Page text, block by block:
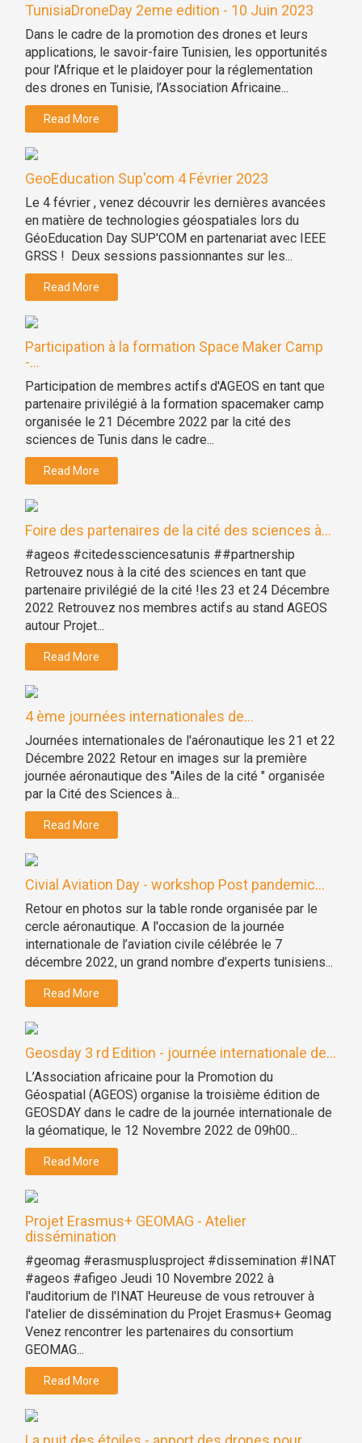
TunisiaDroneDay 2eme edition - 10 Juin 2023
Dans le cadre de la promotion des drones et leurs
applications, le savoir-faire Tunisien, les opportunités
pour l’Afrique et le plaidoyer pour la réglementation
des drones en Tunisie, l’Association Africaine...
Read More
GeoEducation Sup'com 4 Février 2023
Le 4 février , venez découvrir les dernières avancées
en matière de technologies géospatiales lors du
GéoEducation Day SUP'COM en partenariat avec IEEE
GRSS ! Deux sessions passionnantes sur les...
Read More
Participation à la formation Space Maker Camp
-...
Participation de membres actifs d'AGEOS en tant que
partenaire privilégié à la formation spacemaker camp
organisée le 21 Décembre 2022 par la cité des
sciences de Tunis dans le cadre...
Read More
Foire des partenaires de la cité des sciences à...
#ageos #citedessciencesatunis ##partnership
Retrouvez nous à la cité des sciences en tant que
partenaire privilégié de la cité !les 23 et 24 Décembre
2022 Retrouvez nos membres actifs au stand AGEOS
autour Projet...
Read More
4 ème journées internationales de...
Journées internationales de l'aéronautique les 21 et 22
Décembre 2022 Retour en images sur la première
journée aéronautique des "Ailes de la cité " organisée
par la Cité des Sciences à...
Read More
Civial Aviation Day - workshop Post pandemic...
Retour en photos sur la table ronde organisée par le
cercle aéronautique. A l'occasion de la journée
internationale de l’aviation civile célébrée le 7
décembre 2022, un grand nombre d’experts tunisiens...
Read More
Geosday 3 rd Edition - journée internationale de...
L’Association africaine pour la Promotion du
Géospatial (AGEOS) organise la troisième édition de
GEOSDAY dans le cadre de la journée internationale de
la géomatique, le 12 Novembre 2022 de 09h00...
Read More
Projet Erasmus+ GEOMAG - Atelier
dissémination
#geomag #erasmusplusproject #dissemination #INAT
#ageos #afigeo Jeudi 10 Novembre 2022 à
l'auditorium de l'INAT Heureuse de vous retrouver à
l'atelier de dissémination du Projet Erasmus+ Geomag
Venez rencontrer les partenaires du consortium
GEOMAG...
Read More